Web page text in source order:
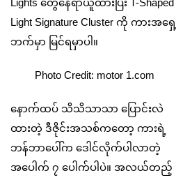
Lights တွေနေရာယူထားပြီး T-Shaped
Light Signature Cluster ကို ကားအရှေ့
ဘက်မှာ မြင်ရမှာပါ။
Photo Credit: motor 1.com
နောက်ထပ် သိသိသာသာ ပြောင်းလဲ
ထားတဲ့ ဒီဇိုင်းအသစ်ကတော့ ကားရဲ့
ဘန်ဘာပေါ်က ဒေါင်လိုက်ပါလာတဲ့
အပေါက် ၇ ပေါက်ပါပဲ။ အလယ်တည့်